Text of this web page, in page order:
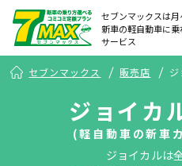
セブンマックスは
新車の軽自動車に乗
サービス
セブンマックス 販売店
ジョイカ
(軽自動車の新車
ジョイカルは